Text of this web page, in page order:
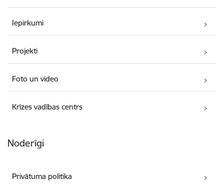
Iepirkumi
Projekti
Foto un video
Krīzes vadības centrs
Noderīgi
Privātuma politika